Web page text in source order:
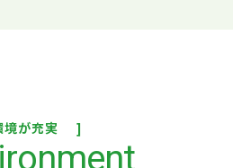
境が充実